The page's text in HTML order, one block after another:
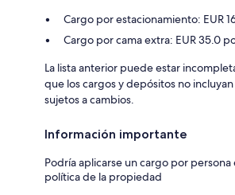
Cargo por estacionamiento: EUR
Cargo por cama extra: EUR 35.0
La lista anterior puede estar
que los cargos y depósitos no
sujetos a cambios.
Información importante
Podría aplicarse un cargo por
política de la propiedad